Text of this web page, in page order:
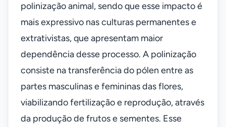
polinização animal, sendo que esse impacto é
mais expressivo nas culturas permanentes e
extrativistas, que apresentam maior
dependência desse processo. A polinização
consiste na transferência do pólen entre as
partes masculinas e femininas das flores,
viabilizando fertilização e reprodução, através
da produção de frutos e sementes. Esse